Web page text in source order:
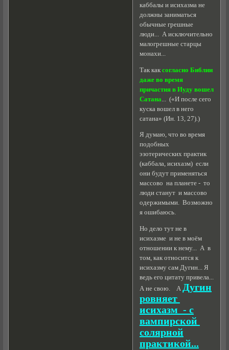
каббалы и исихазма не
должны заниматься
обычные грешные
люди... А исключительно
малогрешные старцы
монахи...
Так каксогласно Библии
даже во время
причастия в Иуду вошел
Сатана ... («И после сего
куска вошел в него
сатана» (Ин. 13, 27).)
Я думаю, что во время
подобных
эзотерических практик
(каббала, исихазм) если
они будут применяться
массово на планете - то
люди станут и массово
одержимыми. Возможно
я ошибаюсь.
Но дело тут не в
исихазме и не в моём
отношении к нему... А в
том, как относится к
исихазму сам Дугин... Я
ведь его цитату привела...
А не свою. А Дугин
ровняет
исихазм - с
вампирской
солярной
практикой...